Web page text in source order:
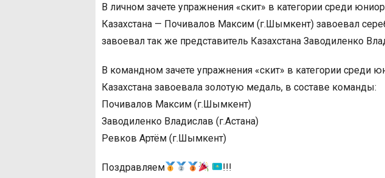
В личном зачете упражнения «скит» в категории среди
Казахстана — Почивалов Максим (г.Шымкент) завоевал
завоевал так же представитель Казахстана Заводиленко
В командном зачете упражнения «скит» в категории среди
Казахстана завоевала золотую медаль, в составе команды:
Почивалов Максим (г.Шымкент)
Заводиленко Владислав (г.Астана)
Ревков Артём (г.Шымкент)
Поздравляем !!!